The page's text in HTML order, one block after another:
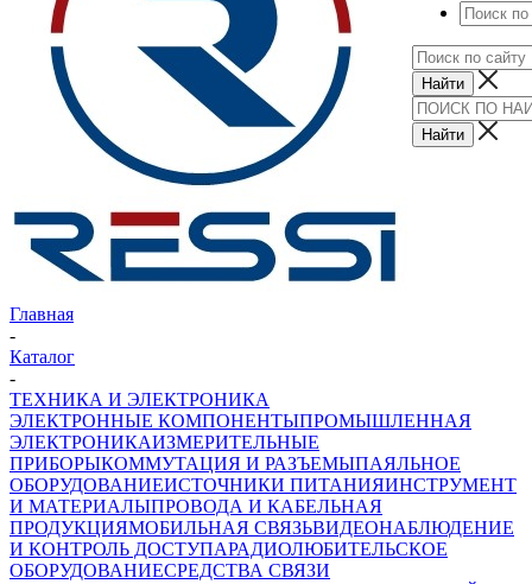
Главная
-
Каталог
-
ТЕХНИКА И ЭЛЕКТРОНИКА
ЭЛЕКТРОННЫЕ КОМПОНЕНТЫПРОМЫШЛЕННАЯ
ЭЛЕКТРОНИКАИЗМЕРИТЕЛЬНЫЕ
ПРИБОРЫКОММУТАЦИЯ И РАЗЪЕМЫПАЯЛЬНОЕ
ОБОРУДОВАНИЕИСТОЧНИКИ ПИТАНИЯИНСТРУМЕНТ
И МАТЕРИАЛЫПРОВОДА И КАБЕЛЬНАЯ
ПРОДУКЦИЯМОБИЛЬНАЯ СВЯЗЬВИДЕОНАБЛЮДЕНИЕ
И КОНТРОЛЬ ДОСТУПАРАДИОЛЮБИТЕЛЬСКОЕ
ОБОРУДОВАНИЕСРЕДСТВА СВЯЗИ